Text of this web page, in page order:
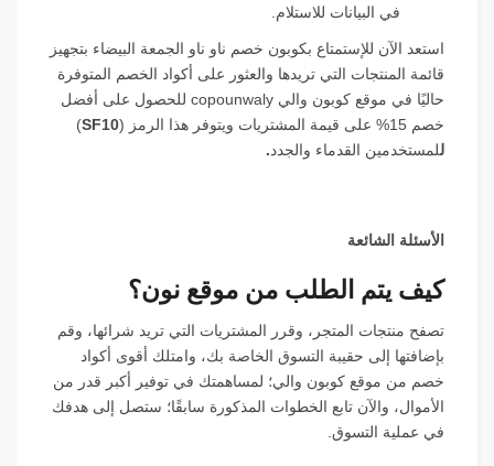
في البيانات للاستلام.
استعد الآن للإستمتاع بكوبون خصم ناو ناو الجمعة البيضاء بتجهيز
قائمة المنتجات التي تريدها والعثور على أكواد الخصم المتوفرة
حاليًا في موقع كوبون والي copounwaly للحصول على أفضل
خصم 15% على قيمة المشتريات ويتوفر هذا الرمز
SF10
)
لمستخدمين القدماء والجدد.
الأسئلة الشائعة
كيف يتم الطلب من موقع نون؟
تصفح منتجات المتجر، وقرر المشتريات التي تريد شرائها، وقم
بإضافتها إلى حقيبة التسوق الخاصة بك، وامتلك أقوى أكواد
خصم من موقع كوبون والي؛ لمساهمتك في توفير أكبر قدر من
الأموال، والآن تابع الخطوات المذكورة سابقًا؛ ستصل إلى هدفك
في عملية التسوق.